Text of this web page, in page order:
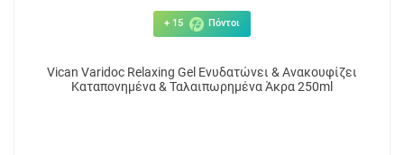
+ 15 Πόντοι
Vican Varidoc Relaxing Gel Ενυδατώνει & Ανακουφίζει
Καταπονημένα & Ταλαιπωρημένα Άκρα 250ml